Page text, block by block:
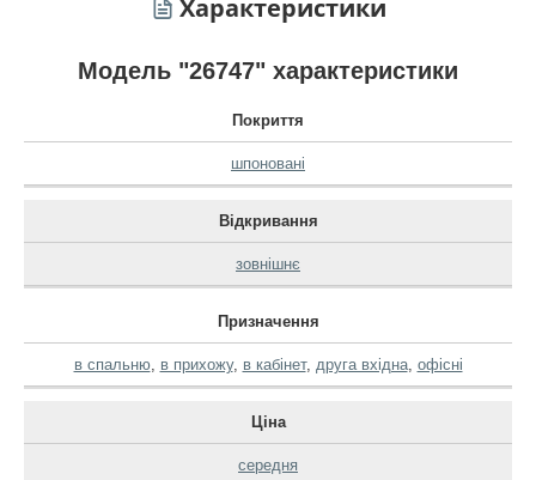
Характеристики
Модель "26747" характеристики
Покриття
шпоновані
Відкривання
зовнішнє
Призначення
в спальню, в прихожу, в кабінет, друга вхідна, офісні
Ціна
середня